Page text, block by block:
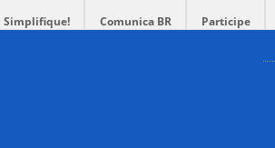
Simplifique! Comunica BR Participe